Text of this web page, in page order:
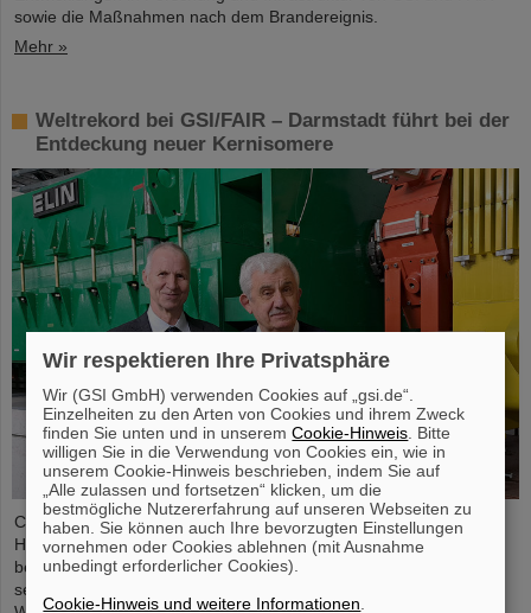
sowie die Maßnahmen nach dem Brandereignis.
Mehr »
Weltrekord bei GSI/FAIR – Darmstadt führt bei der
Entdeckung neuer Kernisomere
Chemische Elemente, neue Isotope, kleinste Teilchen – das GSI
Helmholtzzentrum für Schwerionenforschung in Darmstadt ist
bekannt für seine Entdeckungen, unter anderem von insgesamt
sechs superschweren Elementen. Nun gibt es einen neuen
Wir respektieren Ihre Privatsphäre
Wir (GSI GmbH) verwenden Cookies auf „gsi.de“.
Einzelheiten zu den Arten von Cookies und ihrem Zweck
finden Sie unten und in unseremCookie-Hinweis . Bitte
willigen Sie in die Verwendung von Cookies ein, wie in
unserem Cookie-Hinweis beschrieben, indem Sie auf
„Alle zulassen und fortsetzen“ klicken, um die
bestmögliche Nutzererfahrung auf unseren Webseiten zu
haben. Sie können auch Ihre bevorzugten Einstellungen
vornehmen oder Cookies ablehnen (mit Ausnahme
unbedingt erforderlicher Cookies).
Cookie-Hinweis und weitere Informationen